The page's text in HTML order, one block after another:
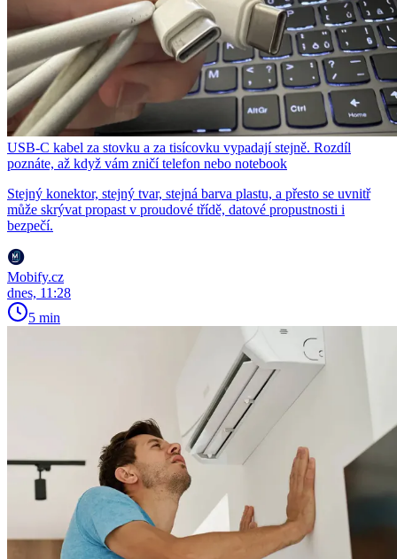
USB-C kabel za stovku a za tisícovku vypadají stejně. Rozdíl
poznáte, až když vám zničí telefon nebo notebook
Stejný konektor, stejný tvar, stejná barva plastu, a přesto se uvnitř
může skrývat propast v proudové třídě, datové propustnosti i
bezpečí.
Mobify.cz
dnes, 11:28
5 min